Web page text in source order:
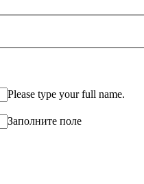
Please type your full name.
Заполните поле